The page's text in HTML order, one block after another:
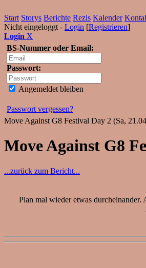
Start Storys Berichte Rezis Kalender
Nicht eingeloggt - Login [Registrieren]
Login X
BS-Nummer oder Email:
Passwort:
Angemeldet bleiben
Passwort vergessen?
Move Against G8 Festival Day 2 (Sa,
Move Against G8
...zurück zum Bericht...
Plan mal wieder etwas